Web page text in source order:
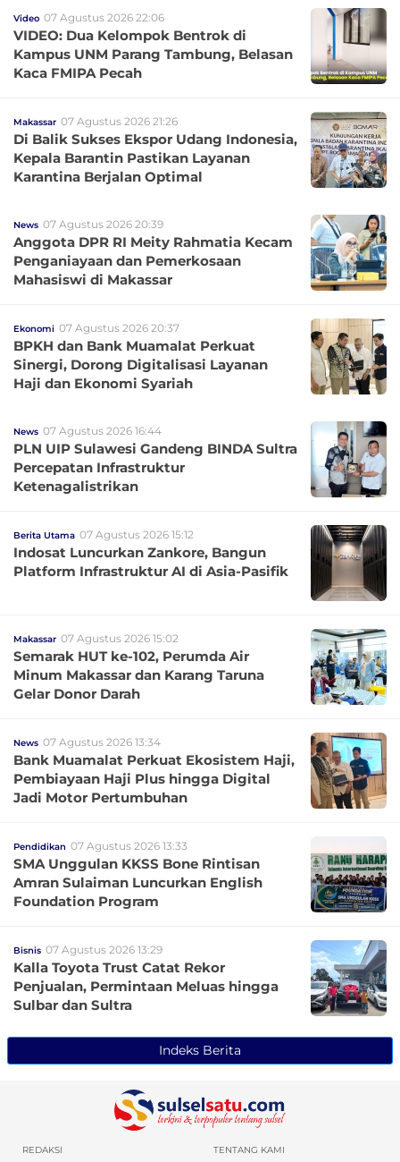
Video 07 Agustus 2026 22:06
VIDEO: Dua Kelompok Bentrok di
Kampus UNM Parang Tambung, Belasan
Kaca FMIPA Pecah
Makassar 07 Agustus 2026 21:26
Di Balik Sukses Ekspor Udang Indonesia,
Kepala Barantin Pastikan Layanan
Karantina Berjalan Optimal
News 07 Agustus 2026 20:39
Anggota DPR RI Meity Rahmatia Kecam
Penganiayaan dan Pemerkosaan
Mahasiswi di Makassar
Ekonomi 07 Agustus 2026 20:37
BPKH dan Bank Muamalat Perkuat
Sinergi, Dorong Digitalisasi Layanan
Haji dan Ekonomi Syariah
News 07 Agustus 2026 16:44
PLN UIP Sulawesi Gandeng BINDA Sultra
Percepatan Infrastruktur
Ketenagalistrikan
Berita Utama 07 Agustus 2026 15:12
Indosat Luncurkan Zankore, Bangun
Platform Infrastruktur AI di Asia-Pasifik
Makassar 07 Agustus 2026 15:02
Semarak HUT ke-102, Perumda Air
Minum Makassar dan Karang Taruna
Gelar Donor Darah
News 07 Agustus 2026 13:34
Bank Muamalat Perkuat Ekosistem Haji,
Pembiayaan Haji Plus hingga Digital
Jadi Motor Pertumbuhan
Pendidikan 07 Agustus 2026 13:33
SMA Unggulan KKSS Bone Rintisan
Amran Sulaiman Luncurkan English
Foundation Program
Bisnis 07 Agustus 2026 13:29
Kalla Toyota Trust Catat Rekor
Penjualan, Permintaan Meluas hingga
Sulbar dan Sultra
Indeks Berita
REDAKSI TENTANG KAMI